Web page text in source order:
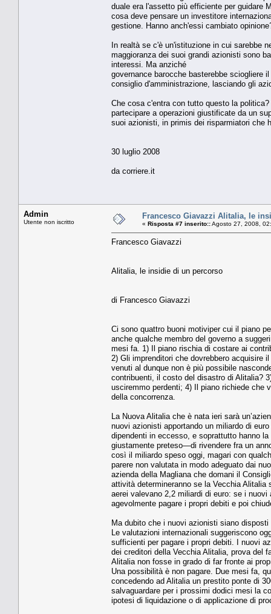
duale era l'assetto più efficiente per guidare
cosa deve pensare un investitore
gestione. Hanno anch'essi cambiato
In realtà se c'è un'istituzione in cui sarebbe
maggioranza dei suoi grandi azionisti sono
interessi. Ma anziché
governance barocche basterebbe sciogliere
consiglio d'amministrazione, lasciando gli
Che cosa c'entra con tutto questo la
partecipare a operazioni giustificate da un
suoi azionisti, in primis dei risparmiatori che
30 luglio 2008
da corriere.it
Admin
Utente non iscritto
Francesco Giavazzi Alitalia, le
« Risposta #7 inserito::Agosto 27, 2008,
Francesco Giavazzi
Alitalia, le insidie di un percorso
di Francesco Giavazzi
Ci sono quattro buoni motiviper cui il piano
anche qualche membro del governo a
mesi fa. 1) Il piano rischia di costare ai
2) Gli imprenditori che dovrebbero acquisire
venuti al dunque non è più possibile
contribuenti, il costo del disastro di Alitalia?
usciremmo perdenti; 4) Il piano richiede che
della concorrenza.
La Nuova Alitalia che è nata ieri sarà
nuovi azionisti apportando un miliardo di
dipendenti in eccesso, e soprattutto hanno
giustamente preteso—di rivendere fra un
così il miliardo speso oggi, magari con
parere non valutata in modo adeguato dai
azienda della Magliana che domani il
attività determineranno se la Vecchia
aerei valevano 2,2 miliardi di euro: se i
agevolmente pagare i propri debiti e poi
Ma dubito che i nuovi azionisti siano
Le valutazioni internazionali suggeriscono
sufficienti per pagare i propri debiti. I nuovi
dei creditori della Vecchia Alitalia, prova del
Alitalia non fosse in grado di far fronte ai
Una possibilità è non pagare. Due mesi fa,
concedendo ad Alitalia un prestito ponte di
salvaguardare per i prossimi dodici mesi la
ipotesi di liquidazione o di applicazione di